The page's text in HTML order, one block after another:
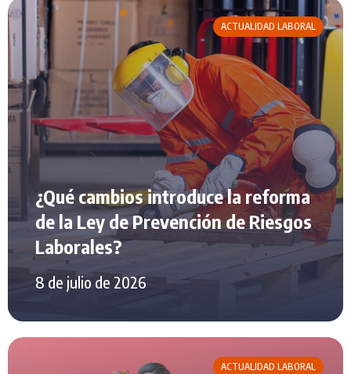
ACTUALIDAD LABORAL
¿Qué cambios introduce la reforma
de la Ley de Prevención de Riesgos
Laborales?
8 de julio de 2026
ACTUALIDAD LABORAL